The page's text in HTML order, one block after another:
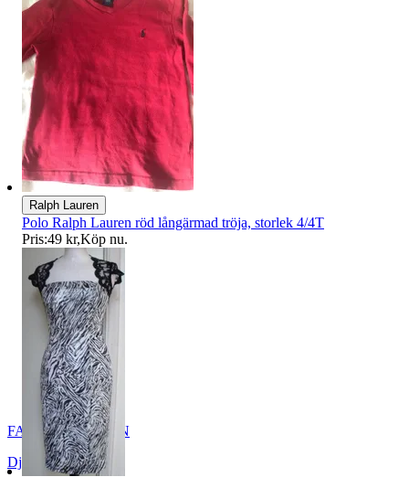
FASHION_QUEEN
Djursholm,Sverige
Ralph Lauren
Polo Ralph Lauren röd långärmad tröja, storlek 4/4T
Pris:49 kr,Köp nu.